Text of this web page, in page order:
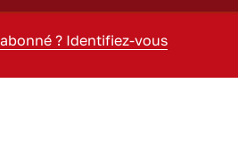
? Identifiez-vous